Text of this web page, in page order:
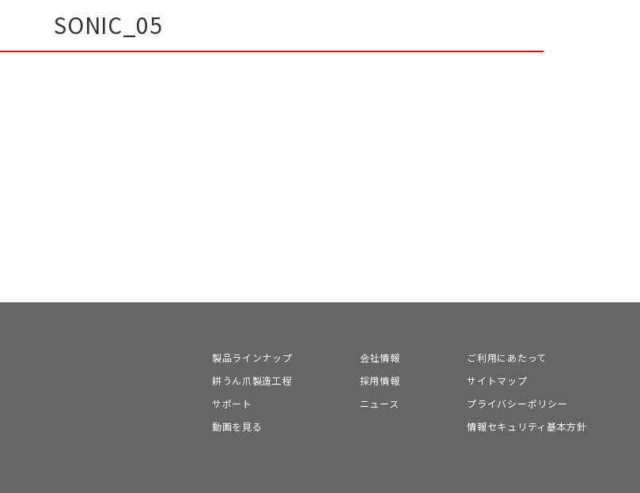
SONIC_05
製品ラインナップ
耕うん爪製造工程
サポート
動画を見る
会社情報
採用情報
ニュース
ご利用にあたって
サイトマップ
プライバシーポリシー
情報セキュリティ基本方針